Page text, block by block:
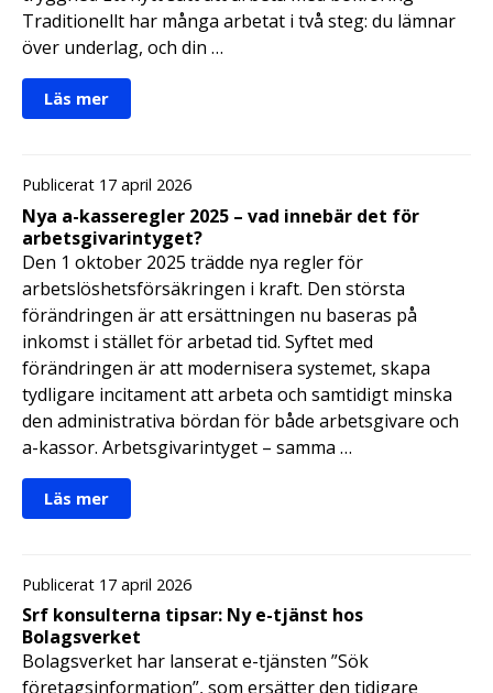
Traditionellt har många arbetat i två steg: du lämnar
över underlag, och din …
Läs mer
Publicerat 17 april 2026
Nya a-kasseregler 2025 – vad innebär det för
arbetsgivarintyget?
Den 1 oktober 2025 trädde nya regler för
arbetslöshetsförsäkringen i kraft. Den största
förändringen är att ersättningen nu baseras på
inkomst i stället för arbetad tid. Syftet med
förändringen är att modernisera systemet, skapa
tydligare incitament att arbeta och samtidigt minska
den administrativa bördan för både arbetsgivare och
a-kassor. Arbetsgivarintyget – samma …
Läs mer
Publicerat 17 april 2026
Srf konsulterna tipsar: Ny e-tjänst hos
Bolagsverket
Bolagsverket har lanserat e-tjänsten ”Sök
företagsinformation”, som ersätter den tidigare